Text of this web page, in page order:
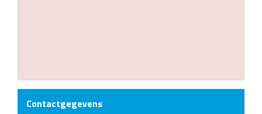
Contactgegevens